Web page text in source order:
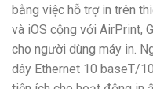
bằng việc hỗ trợ in trên
và iOS cộng với AirPrint,
cho người dùng máy in.
dây Ethernet 10 baseT/